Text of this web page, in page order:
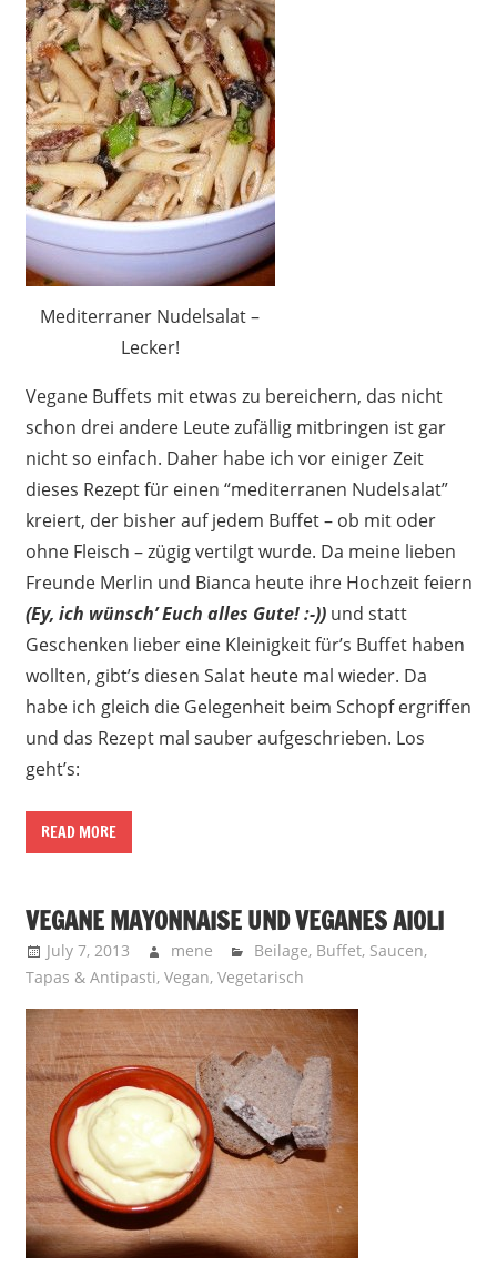
Mediterraner Nudelsalat –
Lecker!
Vegane Buffets mit etwas zu bereichern, das nicht
schon drei andere Leute zufällig mitbringen ist gar
nicht so einfach. Daher habe ich vor einiger Zeit
dieses Rezept für einen “mediterranen Nudelsalat”
kreiert, der bisher auf jedem Buffet – ob mit oder
ohne Fleisch – zügig vertilgt wurde. Da meine lieben
Freunde Merlin und Bianca heute ihre Hochzeit feiern
(Ey, ich wünsch’ Euch alles Gute! :-))und statt
Geschenken lieber eine Kleinigkeit für’s Buffet haben
wollten, gibt’s diesen Salat heute mal wieder. Da
habe ich gleich die Gelegenheit beim Schopf ergriffen
und das Rezept mal sauber aufgeschrieben. Los
geht’s:
READ MORE
VEGANE MAYONNAISE UND VEGANES AIOLI
July 7, 2013 mene Beilage, Buffet, Saucen,
Tapas & Antipasti, Vegan, Vegetarisch